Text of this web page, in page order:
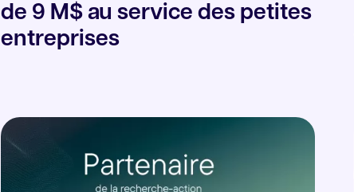
de 9 M$ au service des petites
entreprises